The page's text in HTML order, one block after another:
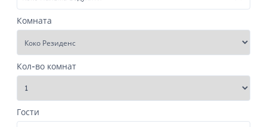
Комната
Кол-во комнат
Гости